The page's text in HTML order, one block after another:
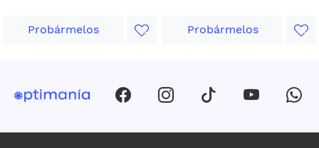
Probármelos Probármelos